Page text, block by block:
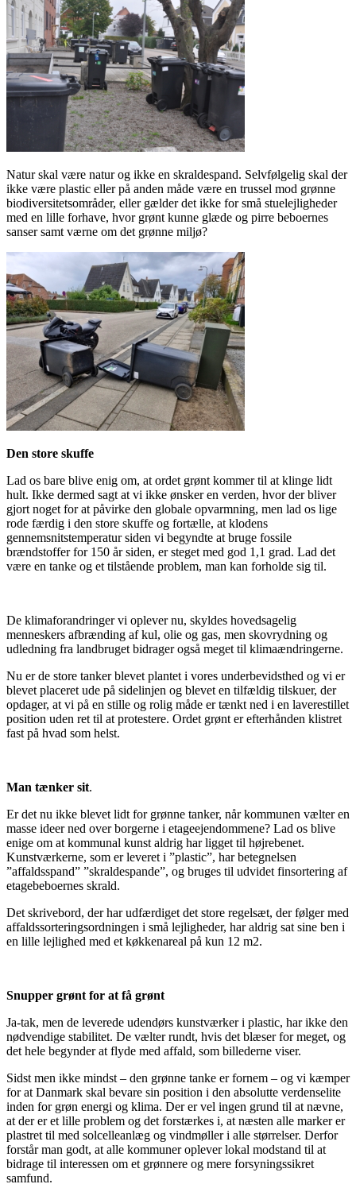
Natur skal være natur og ikke en skraldespand. Selvfølgelig skal der
ikke være plastic eller på anden måde være en trussel mod grønne
biodiversitetsområder, eller gælder det ikke for små stuelejligheder
med en lille forhave, hvor grønt kunne glæde og pirre beboernes
sanser samt værne om det grønne miljø?
Den store skuffe
Lad os bare blive enig om, at ordet grønt kommer til at klinge lidt
hult. Ikke dermed sagt at vi ikke ønsker en verden, hvor der bliver
gjort noget for at påvirke den globale opvarmning, men lad os lige
rode færdig i den store skuffe og fortælle, at klodens
gennemsnitstemperatur siden vi begyndte at bruge fossile
brændstoffer for 150 år siden, er steget med god 1,1 grad. Lad det
være en tanke og et tilstående problem, man kan forholde sig til.
De klimaforandringer vi oplever nu, skyldes hovedsagelig
menneskers afbrænding af kul, olie og gas, men skovrydning og
udledning fra landbruget bidrager også meget til klimaændringerne.
Nu er de store tanker blevet plantet i vores underbevidsthed og vi er
blevet placeret ude på sidelinjen og blevet en tilfældig tilskuer, der
opdager, at vi på en stille og rolig måde er tænkt ned i en laverestillet
position uden ret til at protestere. Ordet grønt er efterhånden klistret
fast på hvad som helst.
Man tænker sit.
Er det nu ikke blevet lidt for grønne tanker, når kommunen vælter en
masse ideer ned over borgerne i etageejendommene? Lad os blive
enige om at kommunal kunst aldrig har ligget til højrebenet.
Kunstværkerne, som er leveret i ”plastic”, har betegnelsen
”affaldsspand” ”skraldespande”, og bruges til udvidet finsortering af
etagebeboernes skrald.
Det skrivebord, der har udfærdiget det store regelsæt, der følger med
affaldssorteringsordningen i små lejligheder, har aldrig sat sine ben i
en lille lejlighed med et køkkenareal på kun 12 m2.
Snupper grønt for at få grønt
Ja-tak, men de leverede udendørs kunstværker i plastic, har ikke den
nødvendige stabilitet. De vælter rundt, hvis det blæser for meget, og
det hele begynder at flyde med affald, som billederne viser.
Sidst men ikke mindst – den grønne tanke er fornem – og vi kæmper
for at Danmark skal bevare sin position i den absolutte verdenselite
inden for grøn energi og klima. Der er vel ingen grund til at nævne,
at der er et lille problem og det forstærkes i, at næsten alle marker er
plastret til med solcelleanlæg og vindmøller i alle størrelser. Derfor
forstår man godt, at alle kommuner oplever lokal modstand til at
bidrage til interessen om et grønnere og mere forsyningssikret
samfund.